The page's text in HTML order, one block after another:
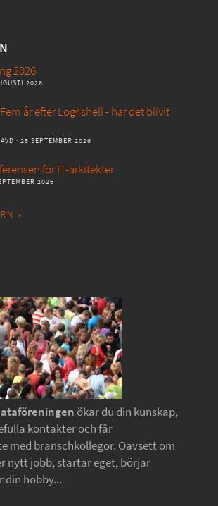
2026
2026
år efter Log4shell - har det blivit
· 25 SEPTEMBER 2026
för IT-arkitekter
2026
»
ökar du din kunskap,
kontakter och får
med branschkollegor. Oavsett om
nytt jobb, startar eget, börjar
din hobby...